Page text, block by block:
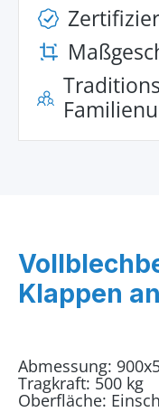
Klappen
Abmessung:
Tragkraft: 500 kg
Oberfläche: